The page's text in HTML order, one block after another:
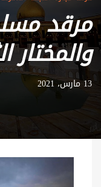
مرقد
والمختار
13 مارس، 2021